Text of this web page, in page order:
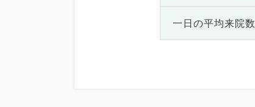
一日の平均来院数